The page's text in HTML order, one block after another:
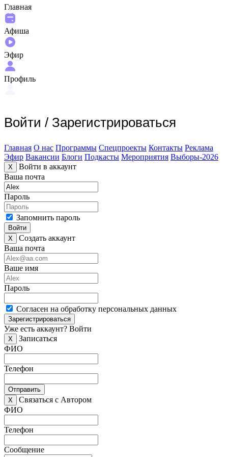
Главная
Афиша
Эфир
Профиль
Войти / Зарегистрироваться
Главная О нас Программы Спецпроекты Контакты Реклама
Эфир Вакансии Блоги Подкасты Мероприятия Выборы-2026
X
Войти в аккаунт
Ваша почта
Пароль
Запомнить пароль
Войти
X
Создать аккаунт
Ваша почта
Ваше имя
Пароль
Согласен на обработку персональных данных
Зарегистрироваться
Уже есть аккаунт? Войти
X
Записаться
ФИО
Телефон
Отправить
X
Связаться с Автором
ФИО
Телефон
Сообщение